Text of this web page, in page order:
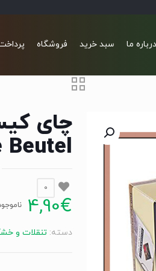
درباره ما سبد خرید فروشگاه
Beutel
0
4,90€
دسته: تنقلات و